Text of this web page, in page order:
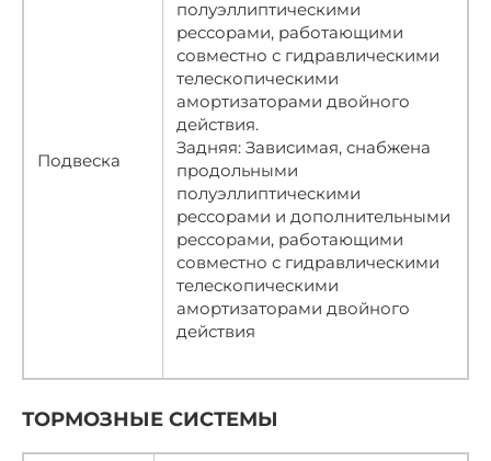
Подвеска
полуэллиптическими
рессорами, работающими
совместно с гидравлическими
телескопическими
амортизаторами двойного
действия.
Задняя: Зависимая, снабжена
продольными
полуэллиптическими
рессорами и дополнительными
рессорами, работающими
совместно с гидравлическими
телескопическими
амортизаторами двойного
действия
ТОРМОЗНЫЕ СИСТЕМЫ